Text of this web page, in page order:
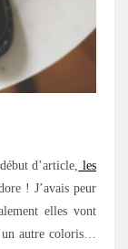
d’article, les
! J’avais peur
elles vont
un autre coloris…